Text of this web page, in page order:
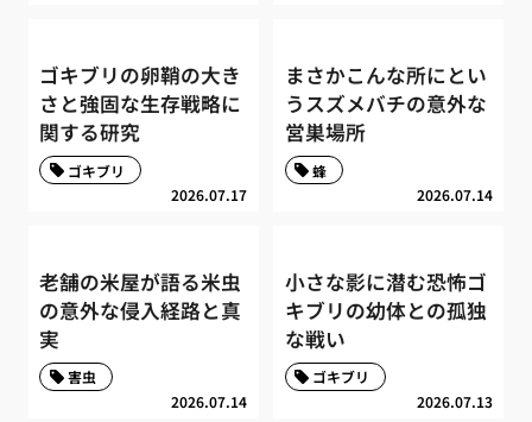
ゴキブリの卵鞘の大き
さと強固な生存戦略に
関する研究
2026.07.17
ゴキブリ
まさかこんな所にとい
うスズメバチの意外な
営巣場所
2026.07.14
蜂
老舗の米屋が語る米虫
の意外な侵入経路と真
実
2026.07.14
害虫
小さな影に潜む恐怖ゴ
キブリの幼体との孤独
な戦い
2026.07.13
ゴキブリ